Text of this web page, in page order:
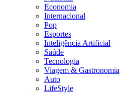
Economia
Internacional
Pop
Esportes
Inteligência Artificial
Saúde
Tecnologia
Viagem & Gastronomia
Auto
LifeStyle